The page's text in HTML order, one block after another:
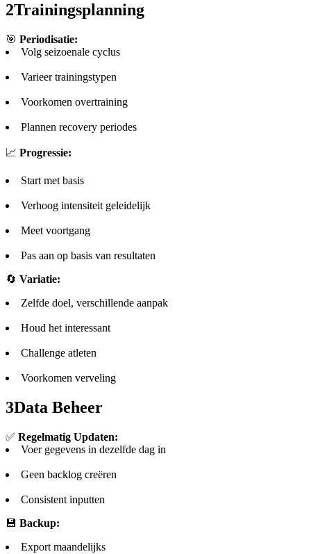
2Trainingsplanning
🎯 Periodisatie:
Volg seizoenale cyclus
Varieer trainingstypen
Voorkomen overtraining
Plannen recovery periodes
📈 Progressie:
Start met basis
Verhoog intensiteit geleidelijk
Meet voortgang
Pas aan op basis van resultaten
🔄 Variatie:
Zelfde doel, verschillende aanpak
Houd het interessant
Challenge atleten
Voorkomen verveling
3Data Beheer
✅ Regelmatig Updaten:
Voer gegevens in dezelfde dag in
Geen backlog creëren
Consistent inputten
💾 Backup:
Export maandelijks